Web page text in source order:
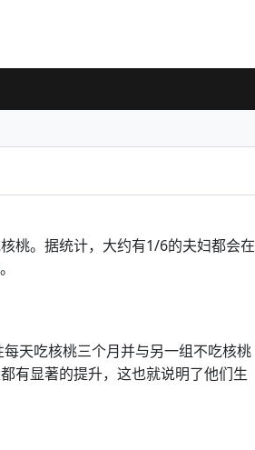
桃。据统计，大约有1/6的夫妇都会在
天吃核桃三个月并与另一组不吃核桃
有显著的提升，这也就说明了他们生